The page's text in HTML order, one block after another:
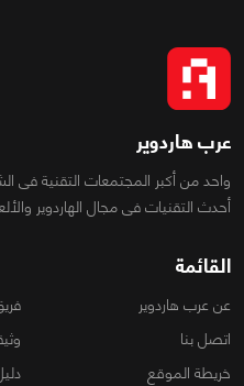
عرب هاردوير
واحد من أكبر المجتمعات التقنية
أحدث التقنيات فى مجال الهاردوير
القائمة
عن عرب هاردوير
اتصل بنا
خريطة الموقع